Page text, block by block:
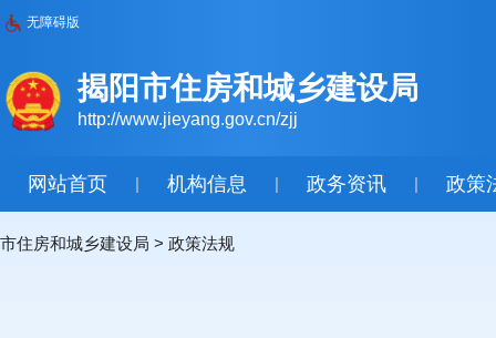
无障碍版
揭阳市住房和城乡建设局
http://www.jieyang.gov.cn/zjj
网站首页 | 机构信息 | 政务资讯 | 政策
市住房和城乡建设局 > 政策法规